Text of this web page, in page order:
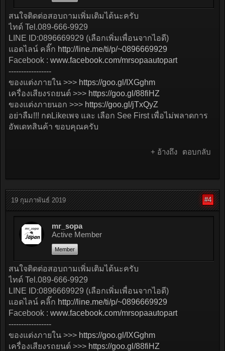
สนใจติดต่อสอบถามเพิ่มเติมได้นะครับ
ไทด์ Tel.089-666-9929
LINE ID:0896669929 (เลือกเพิ่มเพื่อนจากไอดี)
แอดไลน์ คลิ๊ก http://line.me/ti/p/~0896669929
Facebook : www.facebook.com/mrsopaautopart
-----------------
ของแต่งภายใน >>> https://goo.gl/IXGghm
เครื่องเสียงรถยนต์ >>> https://goo.gl/88fiHZ
ของแต่งภายนอก >>> https://goo.gl/jTxQyZ
อย่าลืม!!! กดLikeเพจ และ เลือก See First เพื่อไม่พลาดการ
อัพเดทสินค้า ขอบคุณครับ
+ อ้างถึง ตอบกลับ
19 กุมภาพันธ์ 2019 #4
mr_sopa
Active Member
Member
สนใจติดต่อสอบถามเพิ่มเติมได้นะครับ
ไทด์ Tel.089-666-9929
LINE ID:0896669929 (เลือกเพิ่มเพื่อนจากไอดี)
แอดไลน์ คลิ๊ก http://line.me/ti/p/~0896669929
Facebook : www.facebook.com/mrsopaautopart
-----------------
ของแต่งภายใน >>> https://goo.gl/IXGghm
เครื่องเสียงรถยนต์ >>> https://goo.gl/88fiHZ